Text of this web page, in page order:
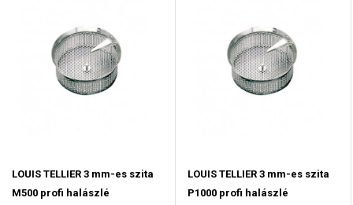
LOUIS TELLIER 3 mm-es szita
M500 profi halászlé
LOUIS TELLIER 3 mm-es szita
P1000 profi halászlé